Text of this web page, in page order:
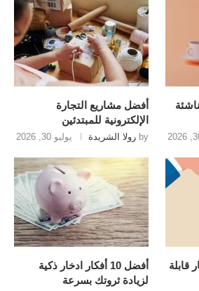
ناشئة
أفضل مشاريع التجارة
الإلكترونية للمبتدئين
by رولا الشريدة يوليو 30, 2026
قابلة
أفضل 10 أفكار ادخار ذكية
لزيادة ثروتك بسرعة